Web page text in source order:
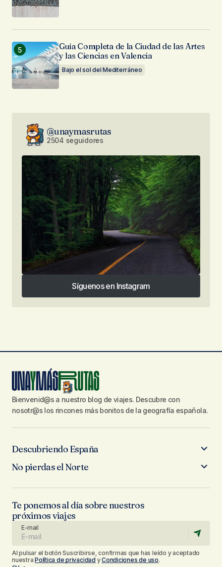
Guía Completa de la Ciudad de las Artes
y las Ciencias en Valencia
Bajo el sol del Mediterráneo
@unaymasrutas
2504 seguidores
Síguenos en Instagram
Síguenos en Instagram
Bienvenid@s a nuestro blog de viajes. Descubre con
nosotr@s los rincones más bonitos de la geografía española.
Descubriendo España
No pierdas el Norte
Te ponemos al día sobre nuestros
próximos viajes
E-mail
Al pulsar el botón Suscribirse, confirmas que has leído y aceptado
nuestraPolítica de privacidad yCondiciones de uso.